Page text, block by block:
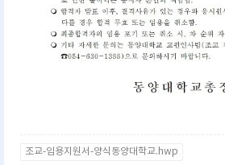
조교-임용지원서-양식동양대학교.hwp